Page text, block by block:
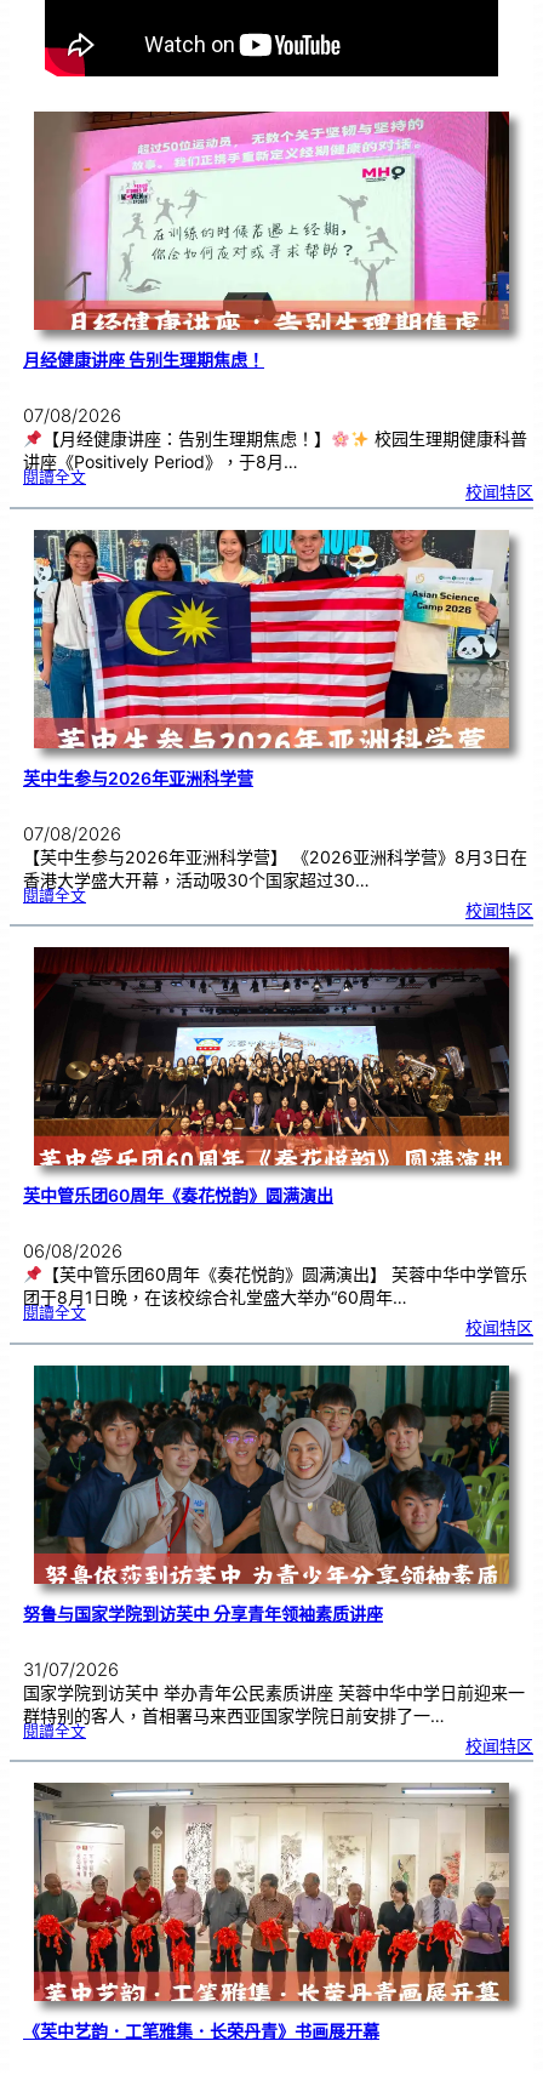
月经健康讲座 告别生理期焦虑！
07/08/2026
【月经健康讲座：告别生理期焦虑！】
校园生理期健康科普
讲座《Positively Period》，于8月…
閱讀全文:月
康
座
告
别
生
理
期
焦
虑
！
校闻特区
芙中生参与2026年亚洲科学营
07/08/2026
【芙中生参与2026年亚洲科学营】 《2026亚洲科学营》8月3日在
香港大学盛大开幕，活动吸30个国家超过30…
閱讀全文:芙
参
2
0
2
6
年
亚
洲
科
校闻特区
芙中管乐团60周年《奏花悦韵》圆满演出
06/08/2026
【芙中管乐团60周年《奏花悦韵》圆满演出】 芙蓉中华中学管乐
团于8月1日晚，在该校综合礼堂盛大举办“60周年…
閱讀全文:芙
乐
6
0
《
奏
花
悦
韵
》
圆
满
演
出
校闻特区
努鲁与国家学院到访芙中 分享青年领袖素质讲座
31/07/2026
国家学院到访芙中 举办青年公民素质讲座 芙蓉中华中学日前迎来一
群特别的客人，首相署马来西亚国家学院日前安排了一…
閱讀全文:努
国
学
院
到
访
中
分
享
青
年
领
袖
素
质
讲
座
校闻特区
《芙中艺韵．工笔雅集．长荣丹青》书画展开幕